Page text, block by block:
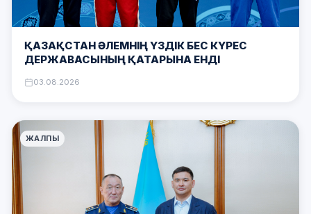
ҚАЗАҚСТАН ӘЛЕМНІҢ ҮЗДІК БЕС КҮРЕС
ДЕРЖАВАСЫНЫҢ ҚАТАРЫНА ЕНДІ
03.08.2026
ЖАЛПЫ